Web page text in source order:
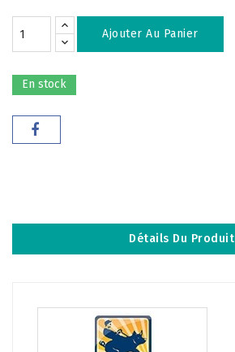
Ajouter Au Panier
En stock
Détails Du Produit